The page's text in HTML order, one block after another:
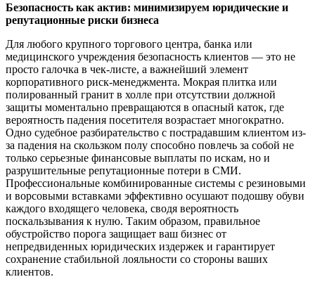
Безопасность как актив: минимизируем юридические и
репутационные риски бизнеса
Для любого крупного торгового центра, банка или
медицинского учреждения безопасность клиентов — это не
просто галочка в чек-листе, а важнейший элемент
корпоративного риск-менеджмента. Мокрая плитка или
полированный гранит в холле при отсутствии должной
защиты моментально превращаются в опасный каток, где
вероятность падения посетителя возрастает многократно.
Одно судебное разбирательство с пострадавшим клиентом из-
за падения на скользком полу способно повлечь за собой не
только серьезные финансовые выплаты по искам, но и
разрушительные репутационные потери в СМИ.
Профессиональные комбинированные системы с резиновыми
и ворсовыми вставками эффективно осушают подошву обуви
каждого входящего человека, сводя вероятность
поскальзывания к нулю. Таким образом, правильное
обустройство порога защищает ваш бизнес от
непредвиденных юридических издержек и гарантирует
сохранение стабильной лояльности со стороны ваших
клиентов.